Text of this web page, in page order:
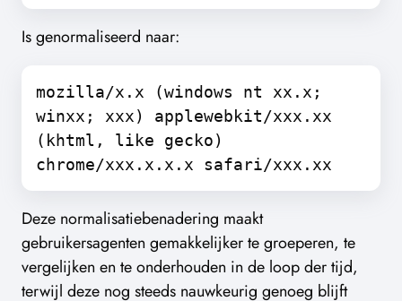
Is genormaliseerd naar:
mozilla/x.x (windows nt xx.x;
winxx; xxx) applewebkit/xxx.xx
(khtml, like gecko)
chrome/xxx.x.x.x safari/xxx.xx
Deze normalisatiebenadering maakt
gebruikersagenten gemakkelijker te groeperen, te
vergelijken en te onderhouden in de loop der tijd,
terwijl deze nog steeds nauwkeurig genoeg blijft